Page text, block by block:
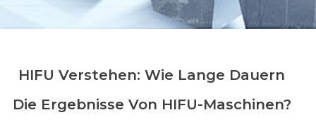
HIFU Verstehen: Wie Lange Dauern
Die Ergebnisse Von HIFU-Maschinen?